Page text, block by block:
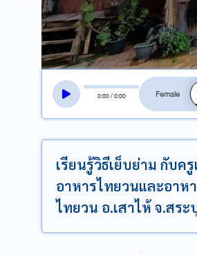
0:00/0:00
สลั
เรียนรู้วิธีเย็บย่าม กับ
อาหารไทยวนและอาห
ไทยวน อ.เสาไห้ จ.สระ